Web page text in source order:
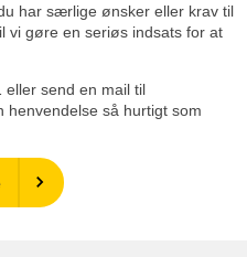
har særlige ønsker eller krav til
vi gøre en seriøs indsats for at
eller send en mail til
henvendelse så hurtigt som